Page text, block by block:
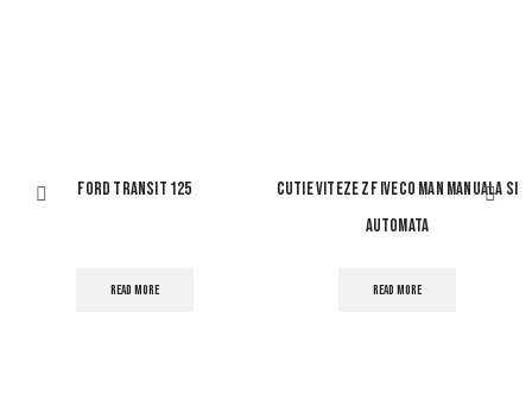
FORD TRANSIT 125
READ MORE
CUTIE VITEZE ZF IVECO MAN MANUALA SI
AUTOMATA
READ MORE